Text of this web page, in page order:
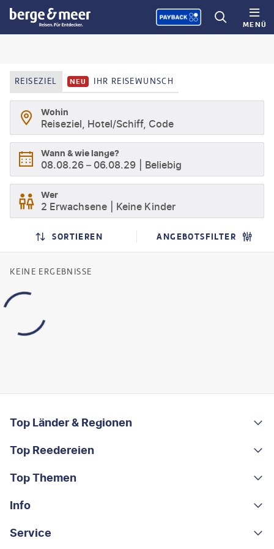
MENÜ
REISEZIEL NEU IHR REISEWUNSCH
Wohin
Reiseziel, Hotel/Schiff, Code
Wann & wie lange?
08.08.26 – 06.08.29 Beliebig
Wer
2 Erwachsene Keine Kinder
SUCHLISTENSEITE
SUCHERGEBNISSE
SORTIEREN ANGEBOTSFILTER
KEINE ERGEBNISSE
Footer navigation
Top Länder & Regionen
Portugal
Albanien
Griechenland
Top Reedereien
AIDA
MSC Cruises
Costa Kreuzfahrten
Top Themen
Rundreisen
Kleingruppen-Rundreisen
Info
Über uns
Service